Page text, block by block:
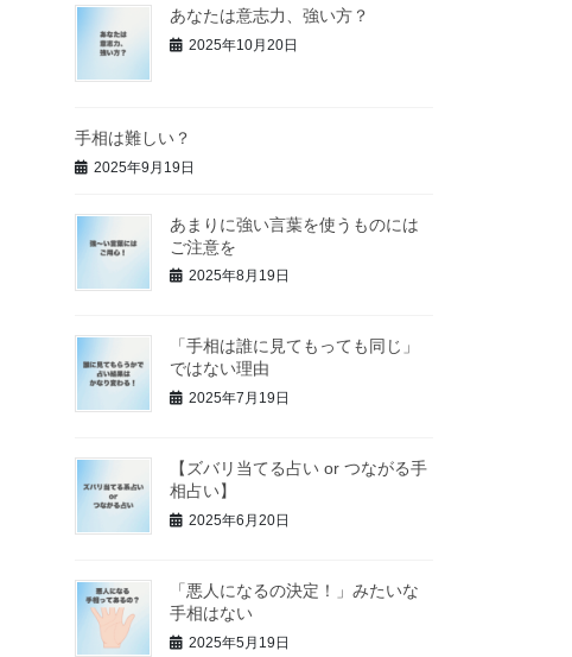
あなたは意志力、強い方？
2025年10月20日
手相は難しい？
2025年9月19日
あまりに強い言葉を使うものには
ご注意を
2025年8月19日
「手相は誰に見てもっても同じ」
ではない理由
2025年7月19日
【ズバリ当てる占い or つながる手
相占い】
2025年6月20日
「悪人になるの決定！」みたいな
手相はない
2025年5月19日